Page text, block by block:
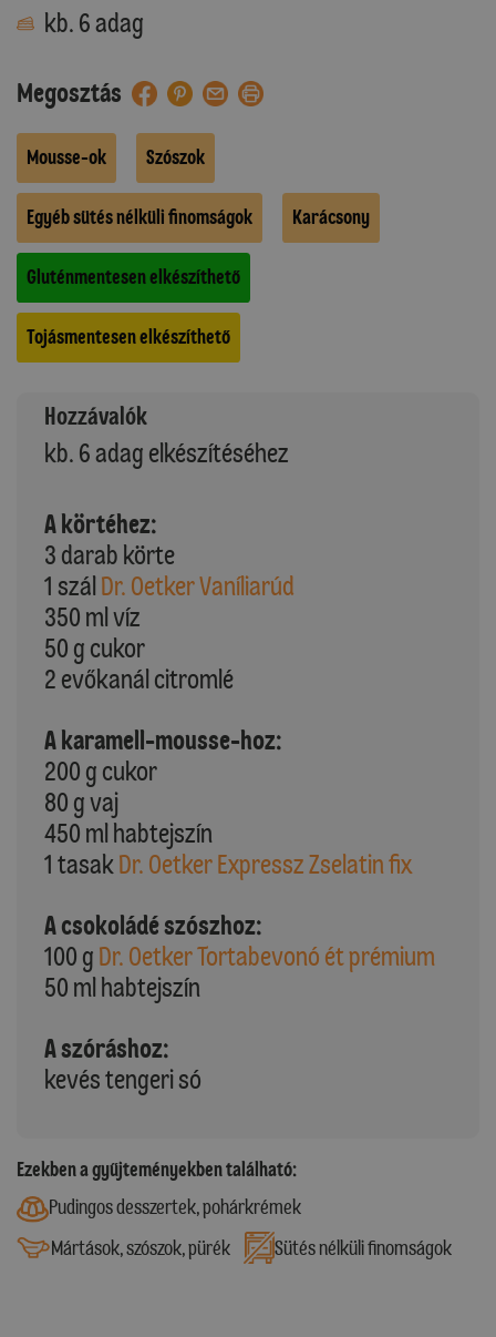
kb. 6 adag
Megosztás
Mousse-ok Szószok
Egyéb sütés nélküli finomságok Karácsony
Gluténmentesen elkészíthető
Tojásmentesen elkészíthető
Hozzávalók
kb. 6 adag elkészítéséhez
A körtéhez:
3 darab körte
1 szálDr. Oetker Vaníliarúd
350 ml víz
50 g cukor
2 evőkanál citromlé
A karamell-mousse-hoz:
200 g cukor
80 g vaj
450 ml habtejszín
1 tasak Dr. Oetker Expressz Zselatin fix
A csokoládé szószhoz:
100 g Dr. Oetker Tortabevonó ét prémium
50 ml habtejszín
A szóráshoz:
kevés tengeri só
Ezekben a gyűjteményekben található:
Pudingos desszertek, pohárkrémek
Mártások, szószok, pürék
Sütés nélküli finomságok